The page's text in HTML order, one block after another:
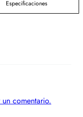
Especificaciones
comentario.